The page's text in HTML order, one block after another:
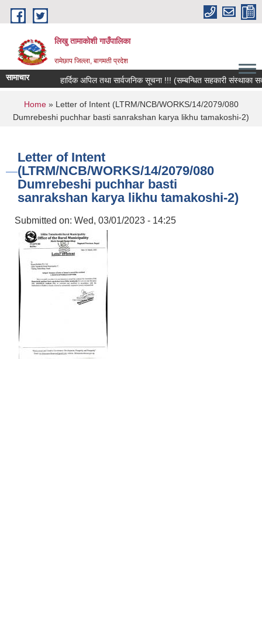
Skip to main content
लिखु तामाकोशी गाउँपालिका
रामेछाप जिल्ला, बागमती प्रदेश
सामाचार हार्दिक अपिल तथा सार्वजनिक सूचना !!! (सम्बन्धित सहकारी संस्थाका
You are here
Home» Letter of Intent (LTRM/NCB/WORKS/14/2079/080
Dumrebeshi puchhar basti sanrakshan karya likhu tamakoshi-2)
Letter of Intent
(LTRM/NCB/WORKS/14/2079/080
Dumrebeshi puchhar basti
sanrakshan karya likhu tamakoshi-2)
Submitted on: Wed, 03/01/2023 - 14:25